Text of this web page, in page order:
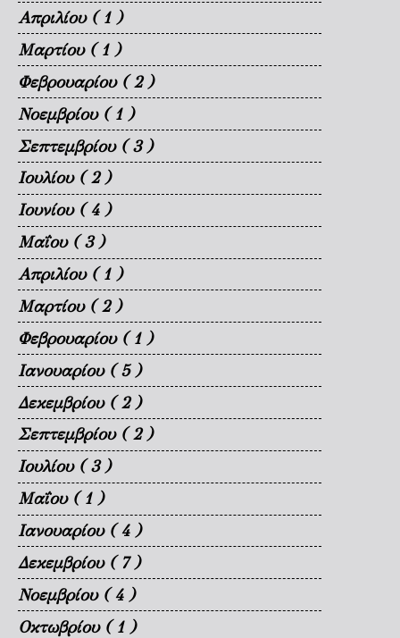
Απριλίου ( 1 )
Μαρτίου ( 1 )
Φεβρουαρίου ( 2 )
Νοεμβρίου ( 1 )
Σεπτεμβρίου ( 3 )
Ιουλίου ( 2 )
Ιουνίου ( 4 )
Μαΐου ( 3 )
Απριλίου ( 1 )
Μαρτίου ( 2 )
Φεβρουαρίου ( 1 )
Ιανουαρίου ( 5 )
Δεκεμβρίου ( 2 )
Σεπτεμβρίου ( 2 )
Ιουλίου ( 3 )
Μαΐου ( 1 )
Ιανουαρίου ( 4 )
Δεκεμβρίου ( 7 )
Νοεμβρίου ( 4 )
Οκτωβρίου ( 1 )